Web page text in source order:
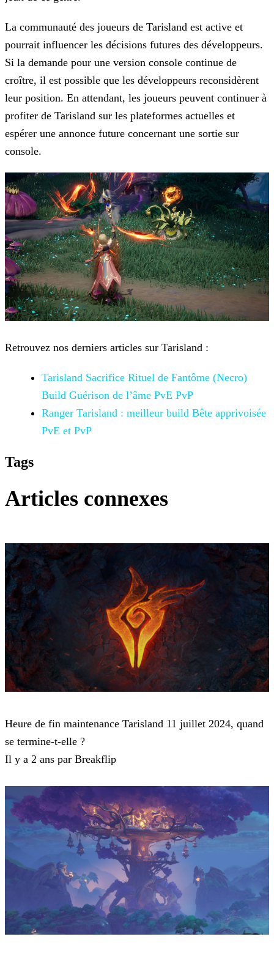
La communauté des joueurs de Tarisland est active et
pourrait influencer les décisions futures des développeurs.
Si la demande pour une version console continue de
croître, il est possible que les développeurs reconsidèrent
leur position. En attendant, les joueurs peuvent continuer à
profiter de Tarisland sur les plateformes actuelles et
espérer une annonce future concernant une sortie sur
console.
Retrouvez nos derniers articles sur Tarisland :
Tarisland Sacrifice Rituel de Fantôme (Necro)
Build Guérison de l’âme PvE PvP
Ranger Tarisland : meilleur build Bête apprivoisée
PvE et PvP
Tags
Articles connexes
Heure de fin maintenance Tarisland 11 juillet 2024, quand
se termine-t-elle ?
Il y a 2 ans par Breakflip